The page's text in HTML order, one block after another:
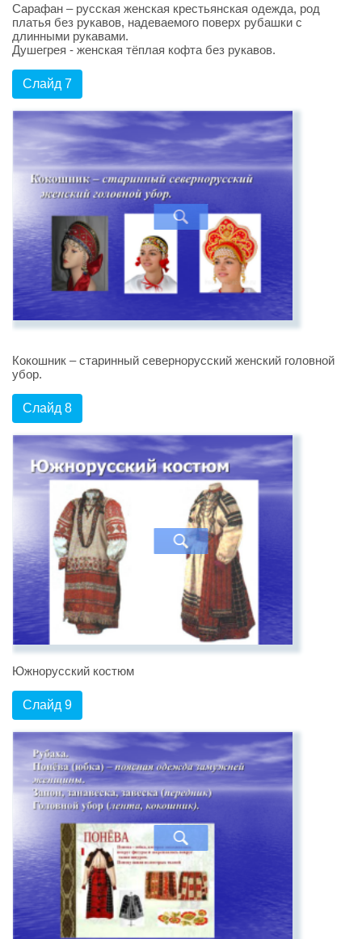
Сарафан – русская женская крестьянская одежда, род
платья без рукавов, надеваемого поверх рубашки с
длинными рукавами.
Душегрея - женская тёплая кофта без рукавов.
Слайд 7
Кокошник – старинный севернорусский женский головной
убор.
Слайд 8
Южнорусский костюм
Слайд 9